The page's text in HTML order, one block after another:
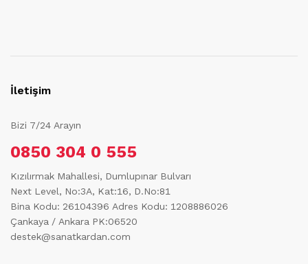
İletişim
Bizi 7/24 Arayın
0850 304 0 555
Kızılırmak Mahallesi, Dumlupınar Bulvarı
Next Level, No:3A, Kat:16, D.No:81
Bina Kodu: 26104396 Adres Kodu: 1208886026
Çankaya / Ankara PK:06520
destek@sanatkardan.com